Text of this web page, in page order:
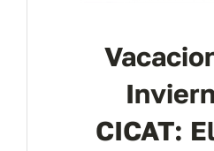
CICAT: